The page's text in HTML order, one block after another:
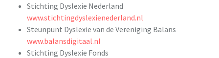
Stichting Dyslexie Nederland
www.stichtingdyslexienederland.nl
Steunpunt Dyslexie van de Vereniging Balans
www.balansdigitaal.nl
Stichting Dyslexie Fonds